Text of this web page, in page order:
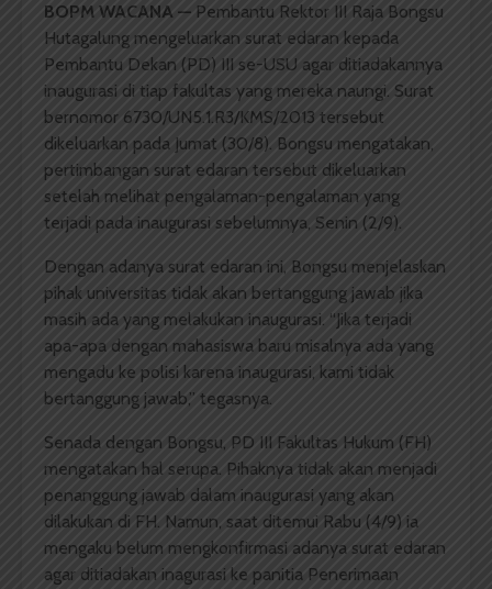
BOPM WACANA — Pembantu Rektor III Raja Bongsu
Hutagalung mengeluarkan surat edaran kepada
Pembantu Dekan (PD) III se-USU agar ditiadakannya
inaugurasi di tiap fakultas yang mereka naungi. Surat
bernomor 6730/UN5.1.R3/KMS/2013 tersebut
dikeluarkan pada Jumat (30/8). Bongsu mengatakan,
pertimbangan surat edaran tersebut dikeluarkan
setelah melihat pengalaman-pengalaman yang
terjadi pada inaugurasi sebelumnya, Senin (2/9).
Dengan adanya surat edaran ini, Bongsu menjelaskan
pihak universitas tidak akan bertanggung jawab jika
masih ada yang melakukan inaugurasi. “Jika terjadi
apa-apa dengan mahasiswa baru misalnya ada yang
mengadu ke polisi karena inaugurasi, kami tidak
bertanggung jawab,” tegasnya.
Senada dengan Bongsu, PD III Fakultas Hukum (FH)
mengatakan hal serupa. Pihaknya tidak akan menjadi
penanggung jawab dalam inaugurasi yang akan
dilakukan di FH. Namun, saat ditemui Rabu (4/9) ia
mengaku belum mengkonfirmasi adanya surat edaran
agar ditiadakan inagurasi ke panitia Penerimaan